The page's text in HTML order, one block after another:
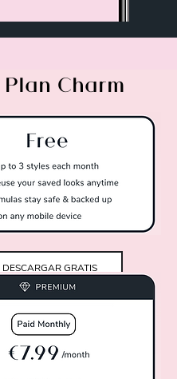
Plan Charm
DESCARGAR GRATIS